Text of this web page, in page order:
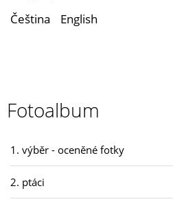
Čeština English
Fotoalbum
1. výběr - oceněné fotky
2. ptáci